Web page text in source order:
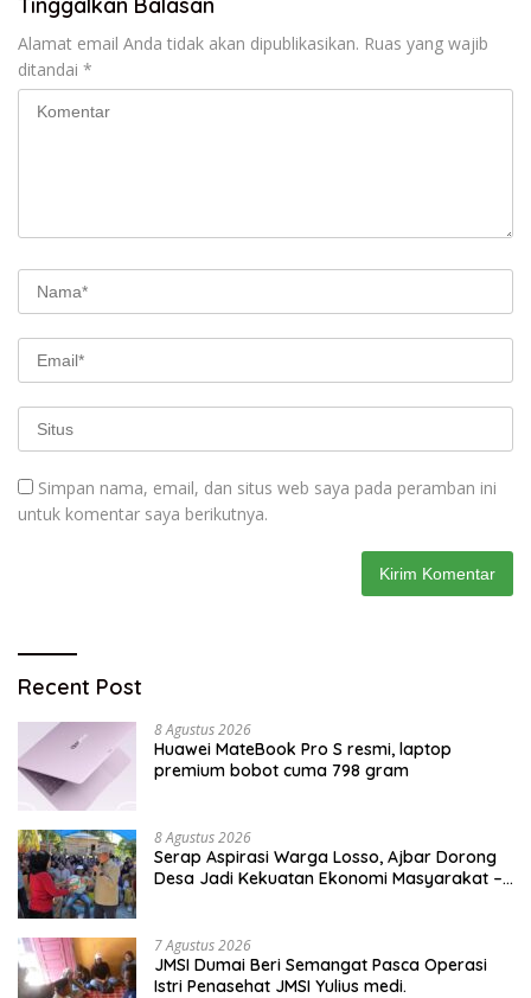
Alamat email Anda tidak akan dipublikasikan. Ruas yang wajib
ditandai *
Simpan nama, email, dan situs web saya pada peramban ini
untuk komentar saya berikutnya.
Recent Post
8 Agustus 2026
Huawei MateBook Pro S resmi, laptop
premium bobot cuma 798 gram
8 Agustus 2026
Serap Aspirasi Warga Losso, Ajbar Dorong
Desa Jadi Kekuatan Ekonomi Masyarakat –
7 Agustus 2026
JMSI Dumai Beri Semangat Pasca Operasi
Istri Penasehat JMSI Yulius medi.